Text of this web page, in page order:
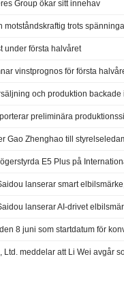
Group ökar sitt innehav
under första halvåret
vinstprognos för första
och produktion backade
preliminära
lanserar smart
lanserar AI-drivet
8 juni som startdatum för